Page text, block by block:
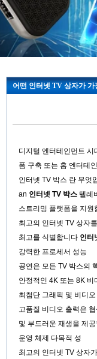
어떤 인터넷 TV 상자가 가
디지털 엔터테인먼트 시
폼 구축 또는 홈 엔터테
인터넷 TV 박스 란 무엇
an 인터넷 TV 박스 텔레
스트리밍 플랫폼을 지
최고의 인터넷 TV 상자
최고를 식별합니다 인터
강력한 프로세서 성능
공연은 모든 TV 박스의
안정적인 4K 또는 8K 비
최첨단 그래픽 및 비디오
고품질 비디오 출력은
및 부드러운 재생을 제공
운영 체제 다목적 성
최고의 인터넷 TV 상자